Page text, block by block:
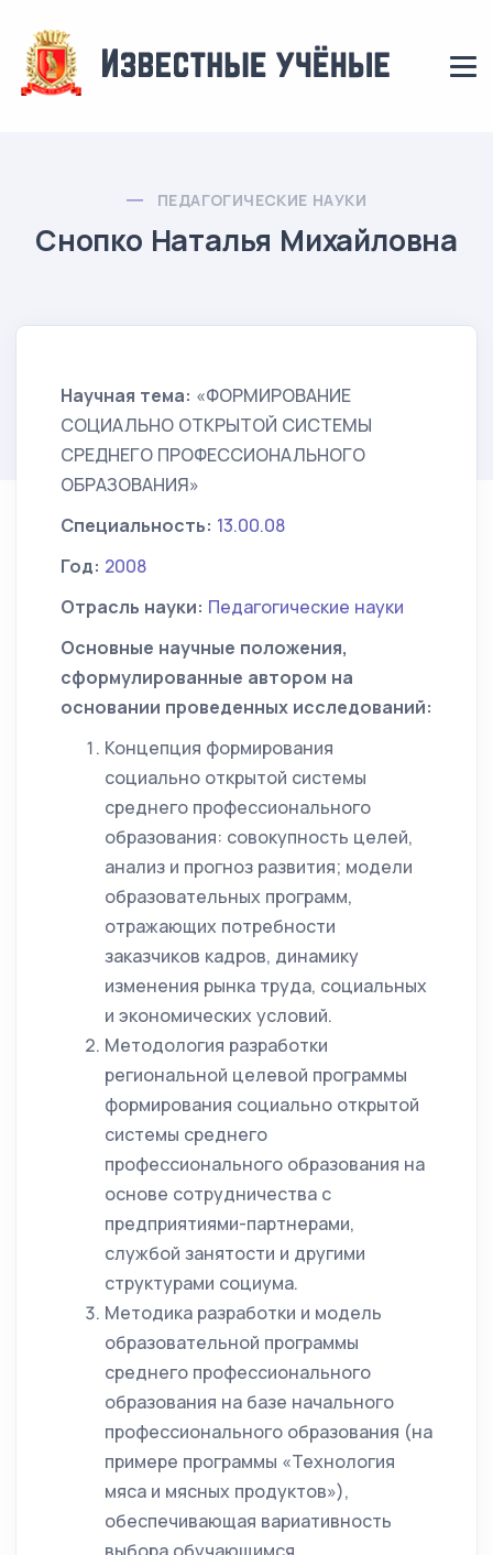
ПЕДАГОГИЧЕСКИЕ НАУКИ
Снопко Наталья Михайловна
Научная тема: «ФОРМИРОВАНИЕ
СОЦИАЛЬНО ОТКРЫТОЙ СИСТЕМЫ
СРЕДНЕГО ПРОФЕССИОНАЛЬНОГО
ОБРАЗОВАНИЯ»
Специальность: 13.00.08
Год: 2008
Отрасль науки: Педагогические науки
Основные научные положения,
сформулированные автором на
основании проведенных исследований:
Концепция формирования
социально открытой системы
среднего профессионального
образования: совокупность целей,
анализ и прогноз развития; модели
образовательных программ,
отражающих потребности
заказчиков кадров, динамику
изменения рынка труда, социальных
и экономических условий.
Методология разработки
региональной целевой программы
формирования социально открытой
системы среднего
профессионального образования на
основе сотрудничества с
предприятиями-партнерами,
службой занятости и другими
структурами социума.
Методика разработки и модель
образовательной программы
среднего профессионального
образования на базе начального
профессионального образования (на
примере программы «Технология
мяса и мясных продуктов»),
обеспечивающая вариативность